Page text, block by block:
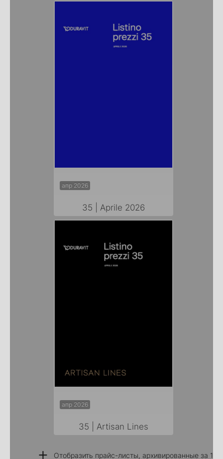
апр 2026
35 | Aprile 2026
апр 2026
35 | Artisan Lines
+ Отобразить прайс-листы, архивированные за 1